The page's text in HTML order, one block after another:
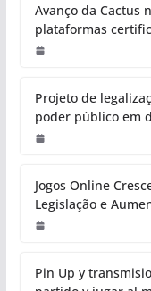
Avanço da Cactus
plataformas
Projeto de
poder público em
Jogos Online
Legislação e
Pin Up y